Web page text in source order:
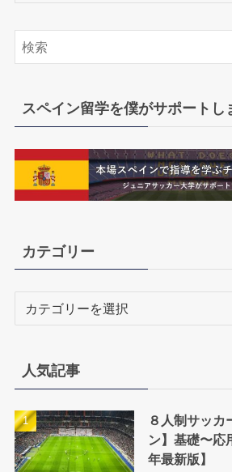
スペイン留学を僕がサポートし
カテゴリー
ー
人気記事
８人制サッカ
ン】基礎〜応
年最新版】